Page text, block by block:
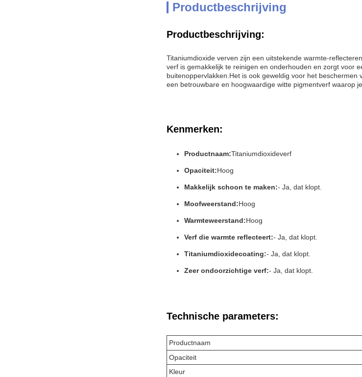
Productbeschrijving
Productbeschrijving:
Titaniumdioxide verven zijn een uitstekende warmte-
verf is gemakkelijk te reinigen en onderhouden en zorgt voor
buitenoppervlakken.Het is ook geweldig voor het
een betrouwbare en hoogwaardige witte pigmentverf waarop
Kenmerken:
Productnaam:Titaniumdioxideverf
Opaciteit:Hoog
Makkelijk schoon te maken:- Ja, dat klopt.
Moofweerstand:Hoog
Warmteweerstand:Hoog
Verf die warmte reflecteert:- Ja, dat klopt.
Titaniumdioxidecoating:- Ja, dat klopt.
Zeer ondoorzichtige verf:- Ja, dat klopt.
Technische parameters:
Productnaam
Opaciteit
Kleur